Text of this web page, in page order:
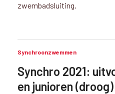
zwembadsluiting.
Synchroonzwemmen
Synchro 2021:
en junioren (droog)